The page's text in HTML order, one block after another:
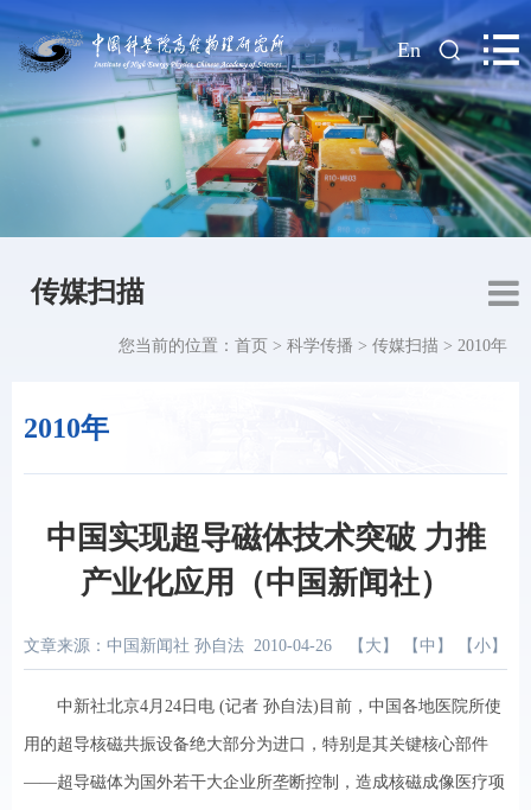
| En
传媒扫描
2010年
您当前的位置： 首页 > 科学传播 > 传媒扫描 > 2010年
中国实现超导磁体技术突破 力推
产业化应用（中国新闻社）
文章来源：中国新闻社 孙自法 2010-04-26 【 大 】 【 中 】 【 小 】
中新社北京4月24日电 (记者 孙自法)目前，中国各地医院所使
用的超导核磁共振设备绝大部分为进口，特别是其关键核心部件
——超导磁体为国外若干大企业所垄断控制，造成核磁成像医疗项